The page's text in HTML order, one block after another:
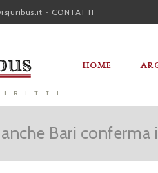
- CONTATTI
HOME
anche Bari